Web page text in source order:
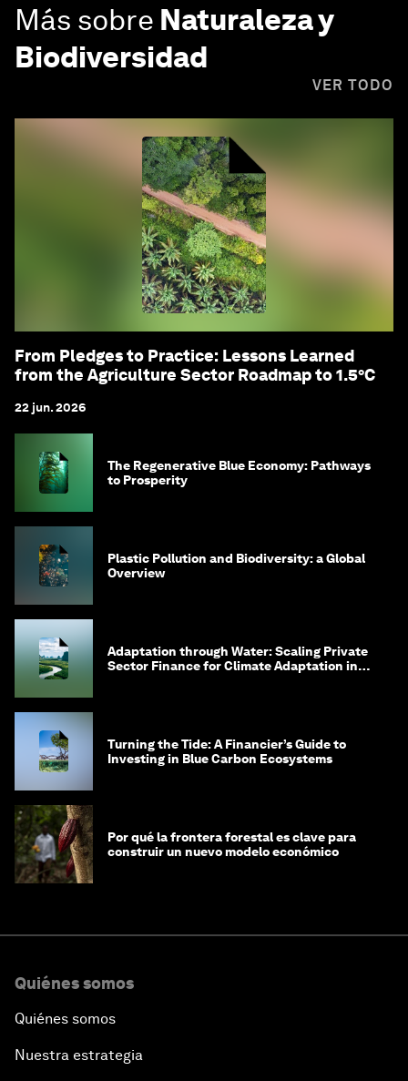
Más sobre Naturaleza y
Biodiversidad
VER TODO
From Pledges to Practice: Lessons Learned
from the Agriculture Sector Roadmap to 1.5°C
22 jun. 2026
The Regenerative Blue Economy: Pathways
to Prosperity
Plastic Pollution and Biodiversity: a Global
Overview
Adaptation through Water: Scaling Private
Sector Finance for Climate Adaptation in
Turning the Tide: A Financier’s Guide to
Investing in Blue Carbon Ecosystems
Por qué la frontera forestal es clave para
construir un nuevo modelo económico
Quiénes somos
Quiénes somos
Nuestra estrategia